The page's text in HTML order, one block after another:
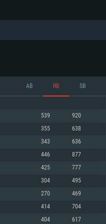
DE SISTEMA
versão mais recente
Xeon não suportado)
do Linux de 64bit
AB RB SB
539 920
355 638
343 636
446 877
425 777
304 495
270 469
414 704
404 617